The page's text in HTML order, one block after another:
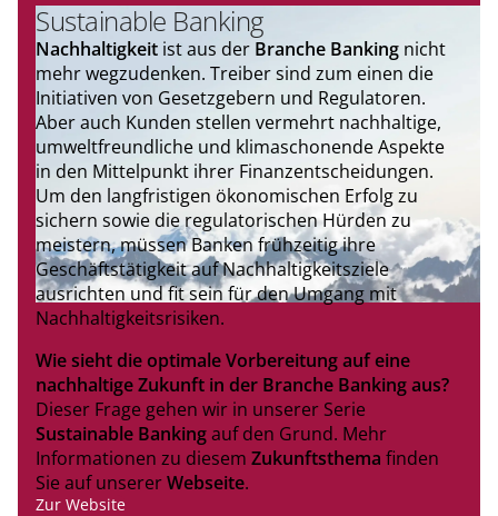
Sustainable Banking
Nachhaltigkeit ist aus der Branche Banking nicht
mehr wegzudenken. Treiber sind zum einen die
Initiativen von Gesetzgebern und Regulatoren.
Aber auch Kunden stellen vermehrt nachhaltige,
umweltfreundliche und klimaschonende Aspekte
in den Mittelpunkt ihrer Finanzentscheidungen.
Um den langfristigen ökonomischen Erfolg zu
sichern sowie die regulatorischen Hürden zu
meistern, müssen Banken frühzeitig ihre
Geschäftstätigkeit auf Nachhaltigkeitsziele
ausrichten und fit sein für den Umgang mit
Nachhaltigkeitsrisiken.
Wie sieht die optimale Vorbereitung auf eine
nachhaltige Zukunft in der Branche Banking aus?
Dieser Frage gehen wir in unserer Serie
Sustainable Bankingauf den Grund. Mehr
Informationen zu diesem Zukunftsthema finden
Sie auf unsererWebseite.
Zur Website